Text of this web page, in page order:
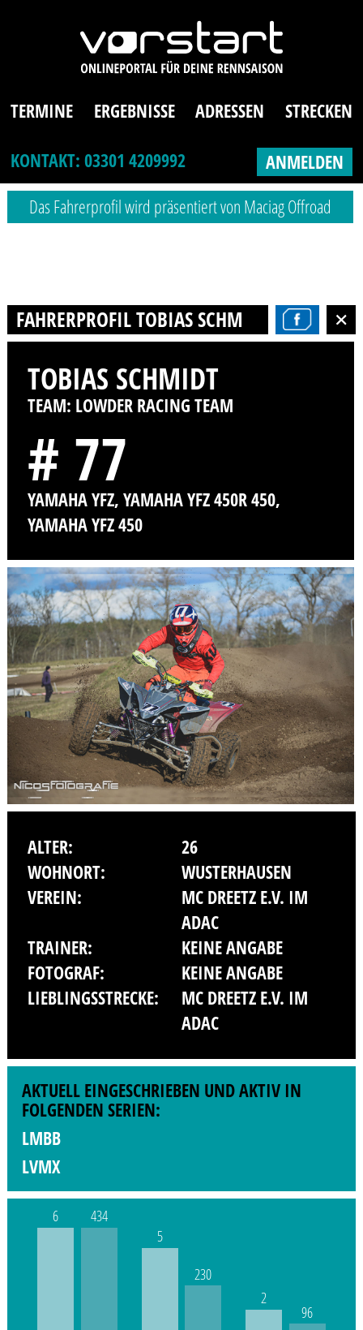
TERMINE ERGEBNISSE ADRESSEN
STRECKEN
KONTAKT: 03301 4209992
ANMELDEN
Das Fahrerprofil wird präsentiert von Maciag Offroad
FAHRERPROFIL TOBIAS SCHMIDT
TOBIAS SCHMIDT
TEAM: LOWDER RACING TEAM
# 77
YAMAHA YFZ, YAMAHA YFZ 450R 450,
YAMAHA YFZ 450
ALTER:
26
WOHNORT:
WUSTERHAUSEN
VEREIN:
MC DREETZ E.V. IM
ADAC
TRAINER:
KEINE ANGABE
FOTOGRAF:
KEINE ANGABE
LIEBLINGSSTRECKE:
MC DREETZ E.V. IM
ADAC
AKTUELL EINGESCHRIEBEN UND AKTIV IN
FOLGENDEN SERIEN:
LMBB
LVMX
6 434
5
230
2
96